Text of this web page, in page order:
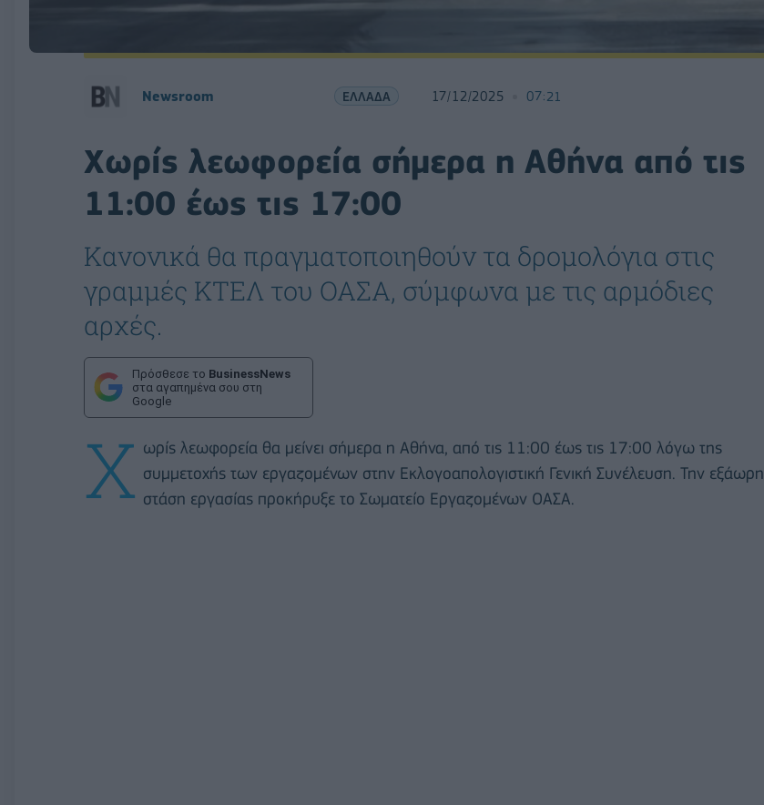
Newsroom ΕΛΛΑΔΑ 17/12/2025 07:21
Χωρίς λεωφορεία σήμερα η Αθήνα από τις
11:00 έως τις 17:00
Κανονικά θα πραγματοποιηθούν τα δρομολόγια στις
γραμμές ΚΤΕΛ του ΟΑΣΑ, σύμφωνα με τις αρμόδιες
αρχές.
Πρόσθεσε το BusinessNews
στα αγαπημένα σου στη
Google
Χ ωρίς λεωφορεία θα μείνει σήμερα η Αθήνα, από τις 11:00 έως τις 17:00 λόγω της
συμμετοχής των εργαζομένων στην Εκλογοαπολογιστική Γενική Συνέλευση. Την εξάωρη
στάση εργασίας προκήρυξε το Σωματείο Εργαζομένων ΟΑΣΑ.